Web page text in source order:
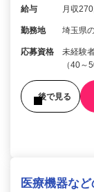
給与 月収
勤務地 埼玉県
応募資格
未経験
（40
後で見る
医療機器な